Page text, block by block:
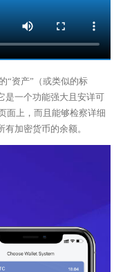
“资产”（或类似的标
是一个功能强大且安详可
面上，而且能够检察详细
加密货币的余额。